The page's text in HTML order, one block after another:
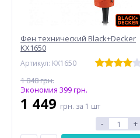
Фен технический Black+Decker
KX1650
Артикул: KX1650
1 848 грн.
Экономия 399 грн.
1 449 грн. за 1 шт
- +